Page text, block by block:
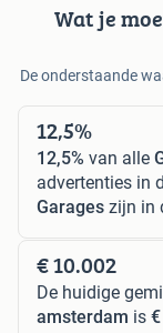
Wat je
De onderstaande
12,5%
12,5% van alle
advertenties in
Garages zijn in
€ 10.002
De huidige
amsterdam is